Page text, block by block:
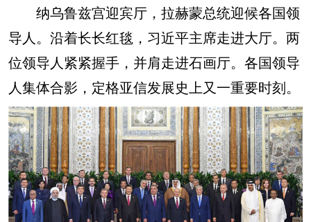
纳乌鲁兹宫迎宾厅，拉赫蒙总统迎候各国领
导人。沿着长长红毯，习近平主席走进大厅。两
位领导人紧紧握手，并肩走进石画厅。各国领导
人集体合影，定格亚信发展史上又一重要时刻。